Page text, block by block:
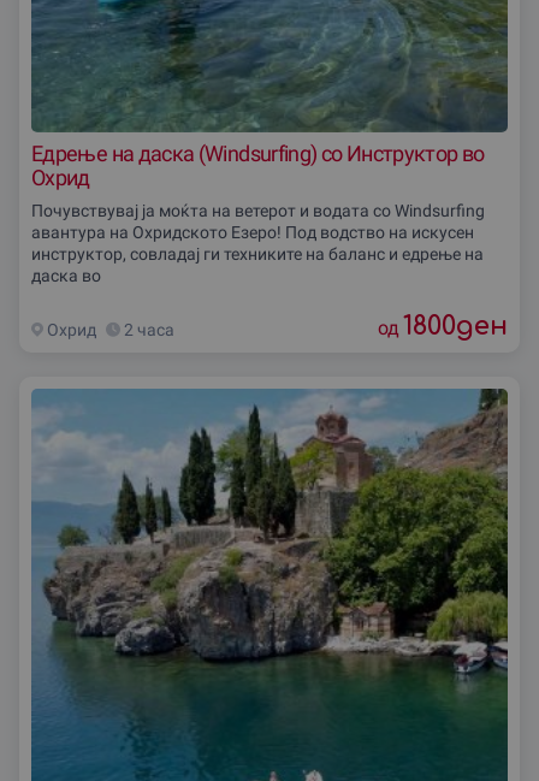
Едрење на даска (Windsurfing) со Инструктор во
Охрид
Почувствувај ја моќта на ветерот и водата со Windsurfing
авантура на Охридското Езеро! Под водство на искусен
инструктор, совладај ги техниките на баланс и едрење на
даска во
Охрид 2 часа од 1800ден